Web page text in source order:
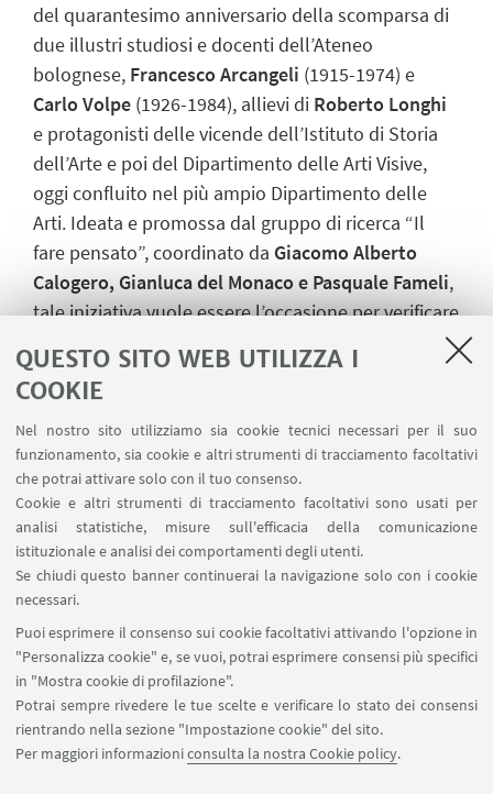
QUESTO SITO WEB UTILIZZA I
COOKIE
Nel nostro sito utilizziamo sia cookie tecnici necessari per il suo
funzionamento, sia cookie e altri strumenti di tracciamento facoltativi
che potrai attivare solo con il tuo consenso.
Cookie e altri strumenti di tracciamento facoltativi sono usati per
analisi statistiche, misure sull'efficacia della comunicazione
istituzionale e analisi dei comportamenti degli utenti.
Se chiudi questo banner continuerai la navigazione solo con i cookie
necessari.
Puoi esprimere il consenso sui cookie facoltativi attivando l'opzione in
"Personalizza cookie" e, se vuoi, potrai esprimere consensi più specifici
in "Mostra cookie di profilazione".
Potrai sempre rivedere le tue scelte e verificare lo stato dei consensi
rientrando nella sezione "Impostazione cookie" del sito.
Per maggiori informazioniconsulta la nostra Cookie policy.
del quarantesimo anniversario della scomparsa di
due illustri studiosi e docenti dell’Ateneo
bolognese, Francesco Arcangeli (1915-1974) e
Carlo Volpe (1926-1984), allievi di Roberto Longhi
e protagonisti delle vicende dell’Istituto di Storia
dell’Arte e poi del Dipartimento delle Arti Visive,
oggi confluito nel più ampio Dipartimento delle
Arti. Ideata e promossa dal gruppo di ricerca “Il
fare pensato”, coordinato da Giacomo Alberto
Calogero, Gianluca del Monaco e Pasquale Fameli,
tale iniziativa vuole essere l’occasione per verificare
l’attualità degli esiti conseguiti e delle prospettive
critiche aperte da queste due grandi figure nel
campo degli studi storico-artistici, su un vasto
orizzonte geografico e cronologico, che si estende
dal Medioevo all’età contemporanea.
IN EVIDENZA
Locandina
Programma[ .pdf 378Kb ]